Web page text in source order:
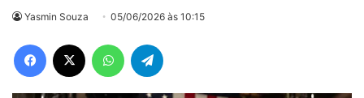
Yasmin Souza 05/06/2026 às 10:15
Facebook WhatsApp